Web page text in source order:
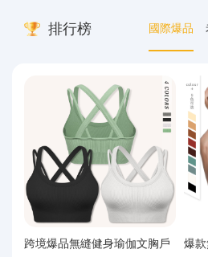
集運服務
最新公告
物流資訊
代購問答
排行榜 國際爆品
跨境爆品無縫健身瑜伽文胸戶
爆